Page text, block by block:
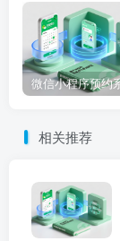
相关推荐